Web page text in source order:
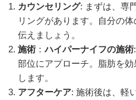
カウンセリング: まずは、専
リングがあります。自分の
伝えましょう。
施術 ：ハイパーナイフの施術
部位にアプローチ。脂肪を
します。
アフターケア: 施術後は、軽